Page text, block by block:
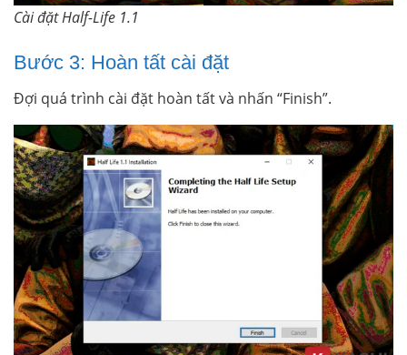
Cài đặt Half-Life 1.1
Bước 3: Hoàn tất cài đặt
Đợi quá trình cài đặt hoàn tất và nhấn “Finish”.